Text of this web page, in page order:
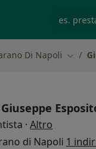
Di Napoli
Giuseppe
· Altro
di Napoli 1